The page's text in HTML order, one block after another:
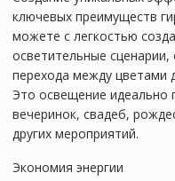
ключевых преимуществ
можете с легкостью
осветительные
перехода между цветами
Это освещение идеально
вечеринок, свадеб,
других мероприятий.
Экономия энергии